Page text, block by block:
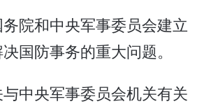
院和中央军事委员会建立
国防事务的重大问题。
中央军事委员会机关有关